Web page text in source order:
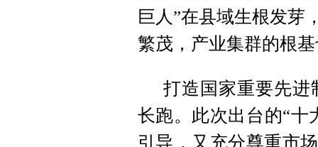
巨人”在县域生根发芽
繁茂，产业集群的根
打造国家重要先进
长跑。此次出台的“十
引导，又充分尊重市